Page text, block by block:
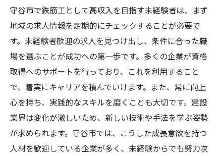
守谷市で鉄筋工として高収入を目指す未経験者は、まず
地域の求人情報を定期的にチェックすることが必要で
す。未経験者歓迎の求人を見つけ出し、条件に合った職
場を選ぶことが成功への第一歩です。多くの企業が資格
取得へのサポートを行っており、これを利用すること
で、着実にキャリアを積んでいけます。また、常に向上
心を持ち、実践的なスキルを磨くことも大切です。建設
業界は変化が激しいため、新しい技術や手法を学ぶ姿勢
が求められます。守谷市では、こうした成長意欲を持つ
人材を歓迎している企業が多く、未経験からでも努力次